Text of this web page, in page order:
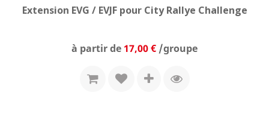
Extension EVG / EVJF pour City Rallye Challenge
Prix
à partir de 17,00 € /groupe